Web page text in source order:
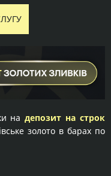
надепозит на строк
золото в барах по